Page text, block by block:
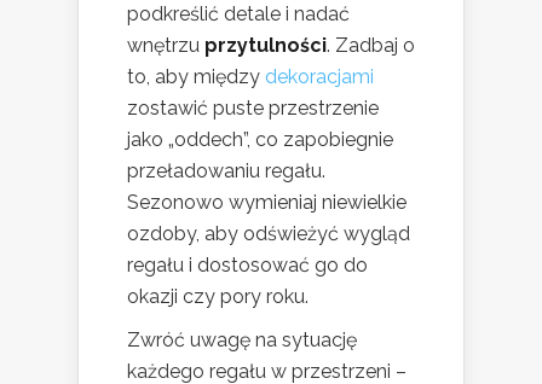
podkreślić detale i nadać
wnętrzu przytulności. Zadbaj o
to, aby między dekoracjami
zostawić puste przestrzenie
jako „oddech”, co zapobiegnie
przeładowaniu regału.
Sezonowo wymieniaj niewielkie
ozdoby, aby odświeżyć wygląd
regału i dostosować go do
okazji czy pory roku.
Zwróć uwagę na sytuację
każdego regału w przestrzeni –